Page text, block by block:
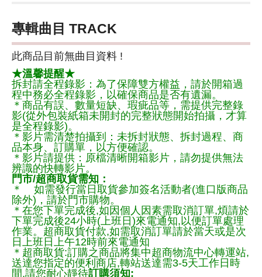
專輯曲目 TRACK
此商品目前無曲目資料 !
★溫馨提醒★
拆封請全程錄影：為了保障雙方權益，請於開箱過
程中務必全程錄影，以確保商品是否有遺漏。
＊商品有誤、數量短缺、瑕疵品等，需提供完整錄
影(從外包裝紙箱未開封的完整狀態開始拍攝，才算
是全程錄影)。
＊影片需清楚拍攝到：未拆封狀態、拆封過程、商
品本身、訂購單，以方便確認。
＊影片請提供：原檔清晰開箱影片，請勿提供無法
辨識的快轉影片。
門市/超商取貨需知：
＊ 如需發行當日取貨參加簽名活動者(進口版商品
除外)，請於門市購物。
＊在您下單完成後,如因個人因素需取消訂單,煩請於
下單完成後24小時(上班日)來電通知,以便訂單處理
作業。超商取貨付款,如需取消訂單請於當天或是次
日上班日上午12時前來電通知
＊超商取貨:訂購之商品將集中超商物流中心轉運站,
送達您指定的便利商店,轉站送達需3-5天工作日時
間,請您耐心靜待訂購須知: